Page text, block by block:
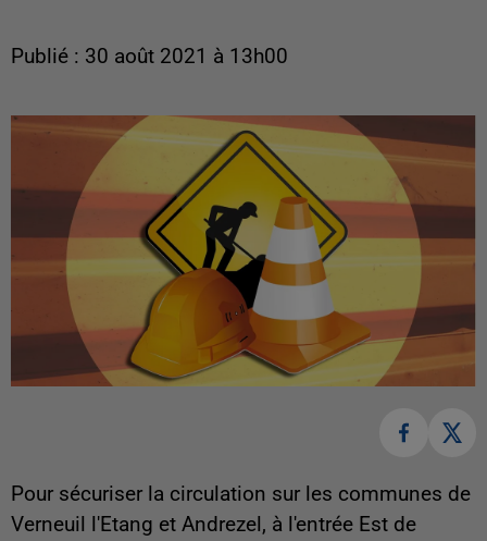
Publié : 30 août 2021 à 13h00
Pour sécuriser la circulation sur les communes de
Verneuil l'Etang et Andrezel, à l'entrée Est de